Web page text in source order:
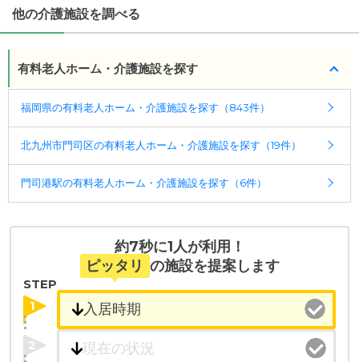
・要介護度：要支援2、要介護1、要介護2、要介護
・認知症：受け入れ可
ケアスル 介護では詳細な料金プランをご確認頂けま
す。詳しくはこちら 。
◎ケアスル 介護の3つの特徴
ポート
受付時間：10：00～19：00
・全国10000件の介護施設情報を掲載
幅広い選択肢の中から、条件にあった施設を選ぶ
ことができます。
・こだわりの条件や医療体制から施設を探せる
たとえば「カラオケ」「麻雀」が楽しめる施設、
1.7km
・■お車でお越しの方 門司港インターより車で約2分
他の介護施設を調べる
有料老人ホーム・介護施設を探す
福岡県の有料老人ホーム・介護施設を探す（843件）
北九州市門司区の有料老人ホーム・介護施設を探す（19件）
門司港駅の有料老人ホーム・介護施設を探す（6件）
約7秒に1人が利用！
ピッタリ の施設を提案します
STEP
1
2